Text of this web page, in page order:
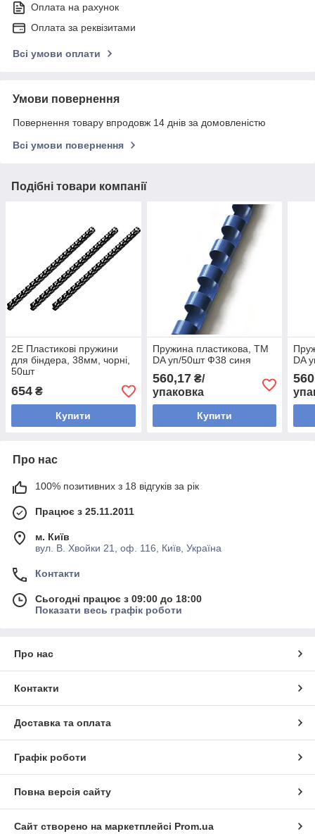
Оплата на рахунок
Оплата за реквізитами
Всі умови оплати
Умови повернення
Повернення товару впродовж 14 днів за домовленістю
Всі умови повернення
Подібні товари компанії
2E Пластикові пружини
для біндера, 38мм, чорні,
50шт
654 ₴
Купити
Пружина пластикова, ТМ
DA уп/50шт Ф38 синя
560,17₴/
упаковка
Купити
DA
Про нас
100% позитивних з 18 відгуків за рік
Працює з 25.11.2011
м. Київ
вул. В. Хвойки 21, оф. 116, Київ, Україна
Контакти
Сьогодні працює з 09:00 до 18:00
Показати весь графік роботи
Про нас
Контакти
Доставка та оплата
Графік роботи
Повна версія сайту
Сайт створено на маркетплейсі Prom.ua